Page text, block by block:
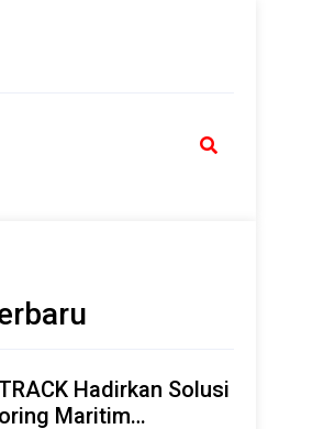
Hadirkan Solusi
Maritim